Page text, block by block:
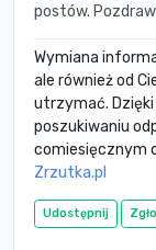
postów.
Wymiana
ale również od
utrzymać.
poszukiwaniu
comiesięcznym
Zrzutka.pl
Udostępnij